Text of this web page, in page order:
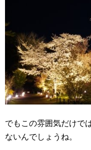
でもこの雰囲気だけで
ないんでしょうね。